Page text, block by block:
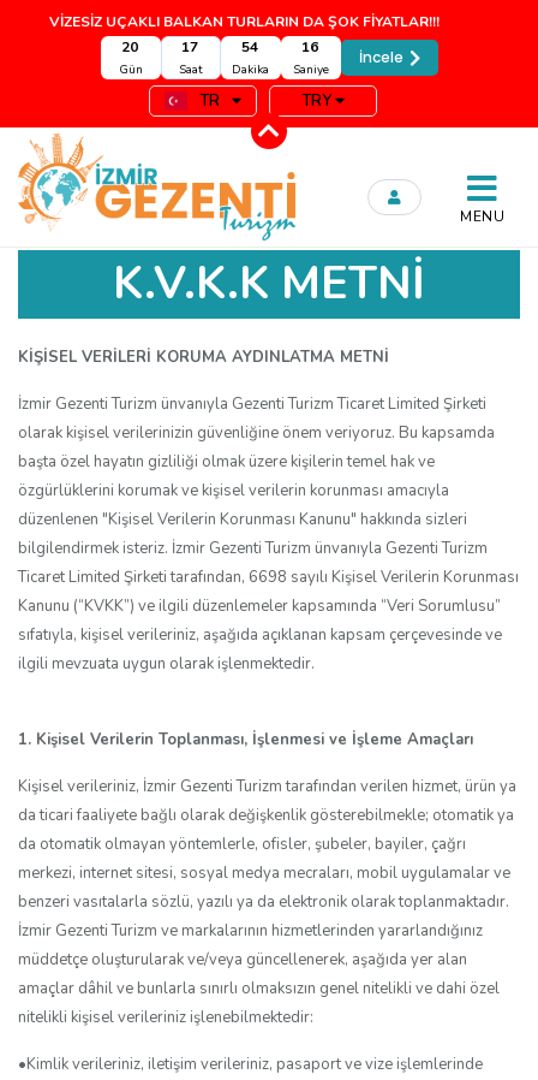
VİZESİZ UÇAKLI BALKAN TURLARIN DA ŞOK FİYATLAR!!!
20
Gün
17
Saat
54
Dakika
16
Saniye
İncele
TR TRY
MENU
K.V.K.K METNİ
KİŞİSEL VERİLERİ KORUMA AYDINLATMA METNİ
İzmir Gezenti Turizm ünvanıyla Gezenti Turizm Ticaret Limited Şirketi
olarak kişisel verilerinizin güvenliğine önem veriyoruz. Bu kapsamda
başta özel hayatın gizliliği olmak üzere kişilerin temel hak ve
özgürlüklerini korumak ve kişisel verilerin korunması amacıyla
düzenlenen "Kişisel Verilerin Korunması Kanunu" hakkında sizleri
bilgilendirmek isteriz. İzmir Gezenti Turizm ünvanıyla Gezenti Turizm
Ticaret Limited Şirketi tarafından, 6698 sayılı Kişisel Verilerin Korunması
Kanunu (“KVKK”) ve ilgili düzenlemeler kapsamında “Veri Sorumlusu”
sıfatıyla, kişisel verileriniz, aşağıda açıklanan kapsam çerçevesinde ve
ilgili mevzuata uygun olarak işlenmektedir.
1. Kişisel Verilerin Toplanması, İşlenmesi ve İşleme Amaçları
Kişisel verileriniz, İzmir Gezenti Turizm tarafından verilen hizmet, ürün ya
da ticari faaliyete bağlı olarak değişkenlik gösterebilmekle; otomatik ya
da otomatik olmayan yöntemlerle, ofisler, şubeler, bayiler, çağrı
merkezi, internet sitesi, sosyal medya mecraları, mobil uygulamalar ve
benzeri vasıtalarla sözlü, yazılı ya da elektronik olarak toplanmaktadır.
İzmir Gezenti Turizm ve markalarının hizmetlerinden yararlandığınız
müddetçe oluşturularak ve/veya güncellenerek, aşağıda yer alan
amaçlar dâhil ve bunlarla sınırlı olmaksızın genel nitelikli ve dahi özel
nitelikli kişisel verileriniz işlenebilmektedir:
•Kimlik verileriniz, iletişim verileriniz, pasaport ve vize işlemlerinde